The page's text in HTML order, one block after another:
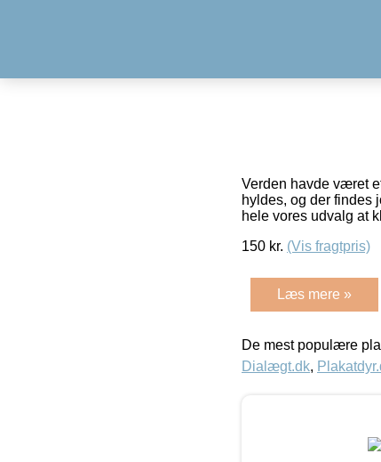
Verden havde været
hyldes, og der
hele vores udvalg at
150 kr. (Vis fragtpris)
Læs mere »
De mest populære
Dialægt.dk,